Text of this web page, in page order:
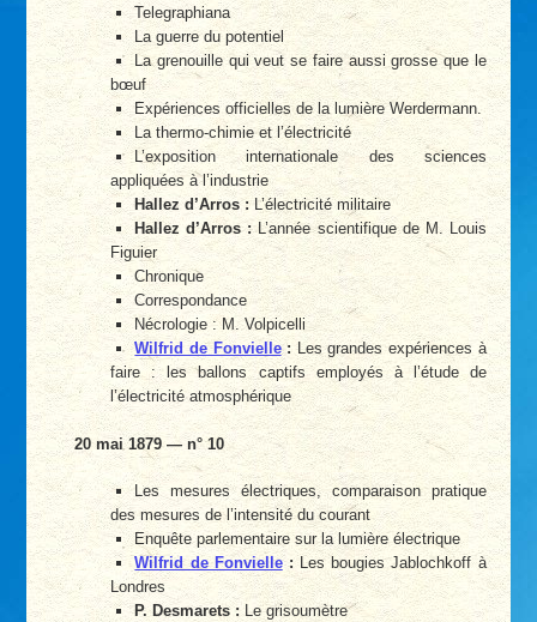
Telegraphiana
La guerre du potentiel
La grenouille qui veut se faire aussi grosse que le
bœuf
Expériences officielles de la lumière Werdermann.
La thermo-chimie et l’électricité
L’exposition internationale des sciences
appliquées à l’industrie
Hallez d’Arros : L’électricité militaire
Hallez d’Arros :L’année scientifique de M. Louis
Figuier
Chronique
Correspondance
Nécrologie : M. Volpicelli
Wilfrid de Fonvielle: Les grandes expériences à
faire : les ballons captifs employés à l’étude de
l’électricité atmosphérique
20 mai 1879 — n° 10
Les mesures électriques, comparaison pratique
des mesures de l’intensité du courant
Enquête parlementaire sur la lumière électrique
Wilfrid de Fonvielle: Les bougies Jablochkoff à
Londres
P. Desmarets : Le grisoumètre